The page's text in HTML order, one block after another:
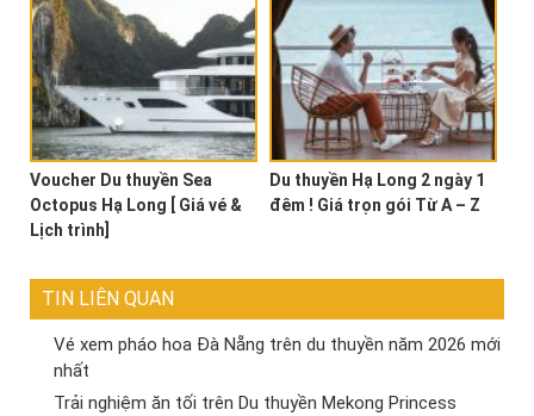
Voucher Du thuyền Sea
Octopus Hạ Long [ Giá vé &
Lịch trình]
Du thuyền Hạ Long 2 ngày 1
đêm ! Giá trọn gói Từ A – Z
TIN LIÊN QUAN
Vé xem pháo hoa Đà Nẵng trên du thuyền năm 2026 mới
nhất
Trải nghiệm ăn tối trên Du thuyền Mekong Princess